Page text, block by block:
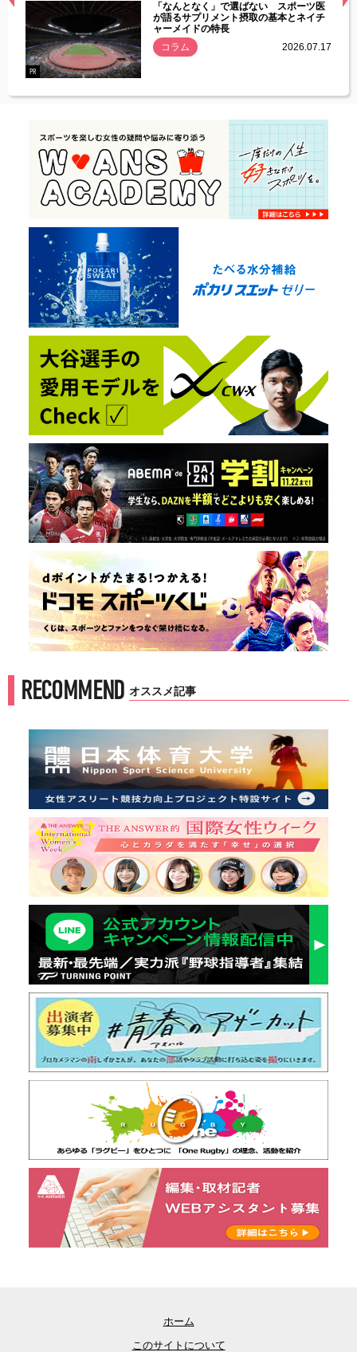
常
PR
「なんとなく」で選ばない スポーツ医
が語るサプリメント摂取の基本とネイチ
ャーメイドの特長
コラム
2026.07.17
RECOMMEND オススメ記事
ホーム
このサイトについて